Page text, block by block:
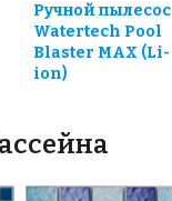
Ручной пылесос
Watertech Pool
Blaster MAX (Li-
ion)